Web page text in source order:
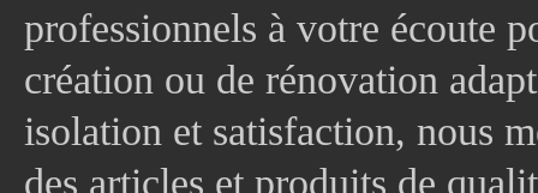
professionnels à votre écoute
création ou de rénovation
isolation et satisfaction, nous
des articles et produits de